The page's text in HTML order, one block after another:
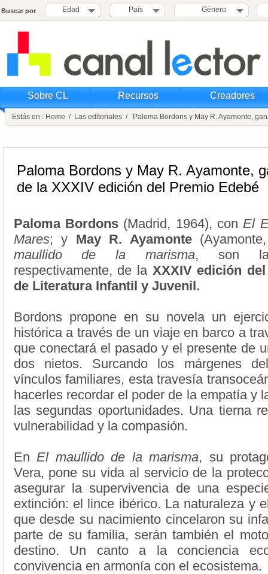
Buscar por Edad País Género
Sobre CL Recursos Creadores
Estás en : Home / Las editoriales / Paloma Bordons y May R. Ayamonte,
Paloma Bordons y May R. Ayamonte,
de la XXXIV edición del Premio Edebé
Paloma Bordons(Madrid, 1964), conEl
Mares; y May R. Ayamonte
maullido de la marisma, son las
respectivamente, de la XXXIV edición
de Literatura Infantil y Juvenil.
Bordons propone en su novela un
histórica a través de un viaje en barco a
que conectará el pasado y el presente de
dos nietos. Surcando los márgenes
vínculos familiares, esta travesía
hacerles recordar el poder de la empatía y
las segundas oportunidades. Una tierna
vulnerabilidad y la compasión.
EnEl maullido de la marisma, su
Vera, pone su vida al servicio de la
asegurar la supervivencia de una
extinción: el lince ibérico. La naturaleza y
que desde su nacimiento cincelaron su
parte de su familia, serán también el
destino. Un canto a la conciencia
convivencia en armonía con el ecosistema.